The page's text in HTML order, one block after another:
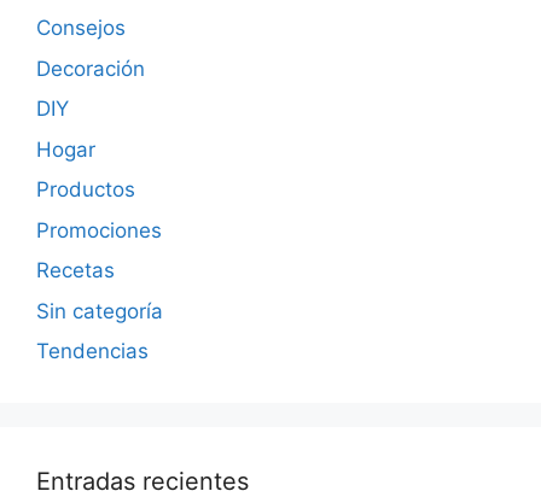
Consejos
Decoración
DIY
Hogar
Productos
Promociones
Recetas
Sin categoría
Tendencias
Entradas recientes